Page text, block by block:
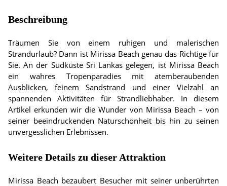
Beschreibung
Träumen Sie von einem ruhigen und malerischen
Strandurlaub? Dann ist Mirissa Beach genau das Richtige für
Sie. An der Südküste Sri Lankas gelegen, ist Mirissa Beach
ein wahres Tropenparadies mit atemberaubenden
Ausblicken, feinem Sandstrand und einer Vielzahl an
spannenden Aktivitäten für Strandliebhaber. In diesem
Artikel erkunden wir die Wunder von Mirissa Beach – von
seiner beeindruckenden Naturschönheit bis hin zu seinen
unvergesslichen Erlebnissen.
Weitere Details zu dieser Attraktion
Mirissa Beach bezaubert Besucher mit seiner unberührten